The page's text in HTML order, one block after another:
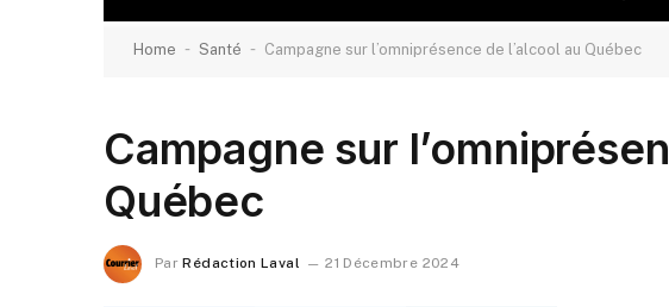
Home - Santé - Campagne sur l’omniprésence de l’alcool au Québec
Campagne sur
Québec
Par Rédaction Laval 21 Décembre 2024